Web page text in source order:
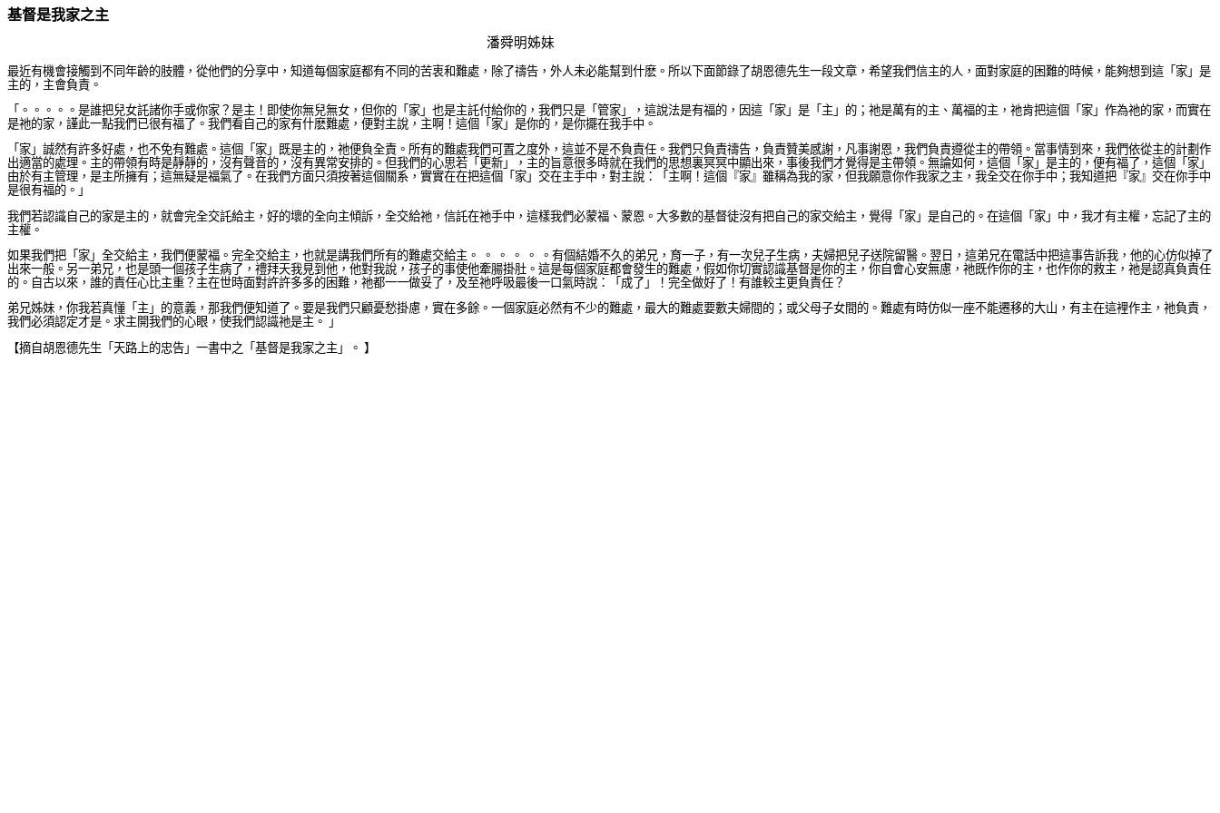
基督是我家之主
潘舜明姊妹
最近有機會接觸到不同年齡的肢體，從他們的分享中，知道每個家庭都有不同的苦衷和難處，除了禱告，外人未必能幫到什麽。所以下面節錄了胡恩德先生一段文章，希望我們信主的人，面對家庭的困難的時候，能夠想到這「家」是
主的，主會負責。
「。。。。。是誰把兒女託諸你手或你家？是主！即使你無兒無女，但你的「家」也是主託付給你的，我們只是「管家」，這說法是有福的，因這「家」是「主」的；祂是萬有的主、萬福的主，祂肯把這個「家」作為祂的家，而實在
是祂的家，謹此一點我們已很有福了。我們看自己的家有什麽難處，便對主說，主啊！這個「家」是你的，是你擺在我手中。
「家」誠然有許多好處，也不免有難處。這個「家」既是主的，祂便負全責。所有的難處我們可置之度外，這並不是不負責任。我們只負責禱告，負責贊美感謝，凡事謝恩，我們負責遵從主的帶領。當事情到來，我們依從主的計劃作
出適當的處理。主的帶領有時是靜靜的，沒有聲音的，沒有異常安排的。但我們的心思若「更新」，主的旨意很多時就在我們的思想裏冥冥中顯出來，事後我們才覺得是主帶領。無論如何，這個「家」是主的，便有福了，這個「家」
由於有主管理，是主所擁有；這無疑是福氣了。在我們方面只須按著這個關系，實實在在把這個「家」交在主手中，對主說：「主啊！這個『家』雖稱為我的家，但我願意你作我家之主，我全交在你手中；我知道把『家』交在你手中
是很有福的。」
我們若認識自己的家是主的，就會完全交託給主，好的壞的全向主傾訴，全交給祂，信託在祂手中，這樣我們必蒙福、蒙恩。大多數的基督徒沒有把自己的家交給主，覺得「家」是自己的。在這個「家」中，我才有主權，忘記了主的
主權。
如果我們把「家」全交給主，我們便蒙福。完全交給主，也就是講我們所有的難處交給主。 。 。 。 。 。有個結婚不久的弟兄，育一子，有一次兒子生病，夫婦把兒子送院留醫。翌日，這弟兄在電話中把這事告訴我，他的心仿似掉了
出來一般。另一弟兄，也是頭一個孩子生病了，禮拜天我見到他，他對我說，孩子的事使他牽腸掛肚。這是每個家庭都會發生的難處，假如你切實認識基督是你的主，你自會心安無慮，祂既作你的主，也作你的救主，祂是認真負責任
的。自古以來，誰的責任心比主重？主在世時面對許許多多的困難，祂都一一做妥了，及至祂呼吸最後一口氣時說：「成了」！完全做好了！有誰較主更負責任？
弟兄姊妹，你我若真懂「主」的意義，那我們便知道了。要是我們只顧憂愁掛慮，實在多餘。一個家庭必然有不少的難處，最大的難處要數夫婦間的；或父母子女間的。難處有時仿似一座不能遷移的大山，有主在這裡作主，祂負責，
我們必須認定才是。求主開我們的心眼，使我們認識祂是主。 」
【摘自胡恩德先生「天路上的忠告」一書中之「基督是我家之主」。 】